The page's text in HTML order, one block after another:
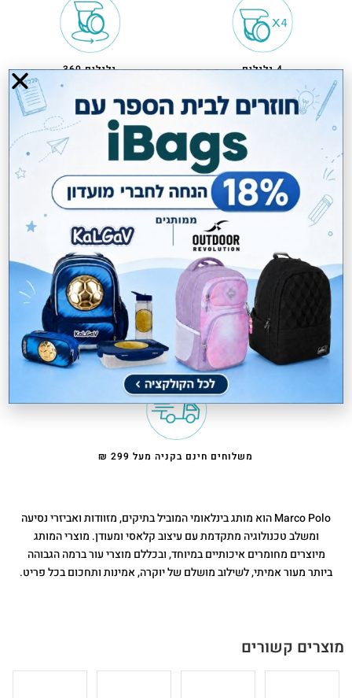
4 גלגלים גלגלים 360
שלוש שנים אחריות חיבור USB
מזוודה מתרחבת מזוודה רכה
משלוחים חינם בקניה מעל 299 ₪
Marco Polo הוא מותג בינלאומי המוביל בתיקים, מזוודות ואביזרי נסיעה
ומשלב טכנולוגיה מתקדמת עם עיצוב קלאסי ומעודן. מוצרי המותג
מיוצרים מחומרים איכותיים במיוחד, ובכללם מוצרי עור ברמה הגבוהה
ביותר מעור אמיתי, לשילוב מושלם של יוקרה, אמינות ותחכום בכל פריט.
מוצרים קשורים